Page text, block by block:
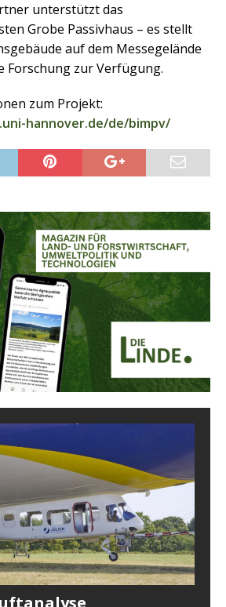
unterstützt das
Grobe Passivhaus – es stellt
auf dem Messegelände
Forschung zur Verfügung.
zum Projekt:
hannover.de/de/bimpv/